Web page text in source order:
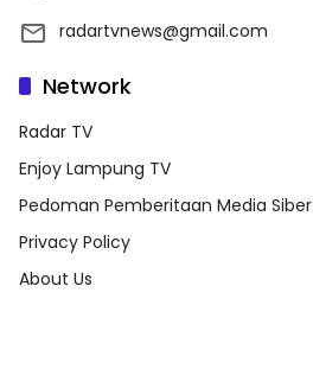
radartvnews@gmail.com
Network
Radar TV
Enjoy Lampung TV
Pedoman Pemberitaan Media Siber
Privacy Policy
About Us